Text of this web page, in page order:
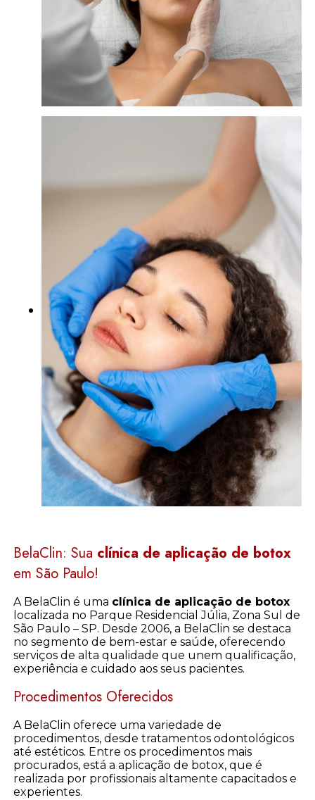
BelaClin: Sua clínica de aplicação de botox
em São Paulo!
A BelaClin é uma clínica de aplicação de botox
localizada no Parque Residencial Júlia, Zona Sul de
São Paulo – SP. Desde 2006, a BelaClin se destaca
no segmento de bem-estar e saúde, oferecendo
serviços de alta qualidade que unem qualificação,
experiência e cuidado aos seus pacientes.
Procedimentos Oferecidos
A BelaClin oferece uma variedade de
procedimentos, desde tratamentos odontológicos
até estéticos. Entre os procedimentos mais
procurados, está a aplicação de botox, que é
realizada por profissionais altamente capacitados e
experientes.